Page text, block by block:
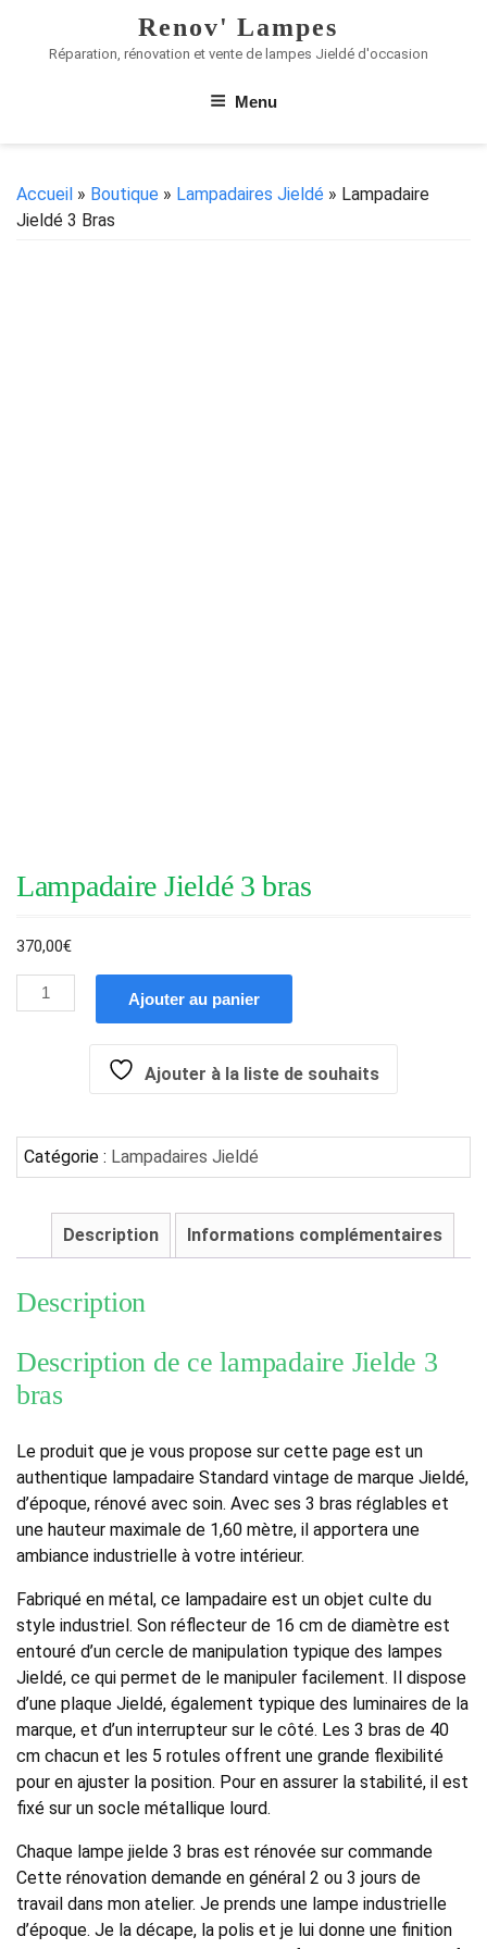
Renov' Lampes
Réparation, rénovation et vente de lampes Jieldé d'occasion
Menu
Accueil » Boutique » Lampadaires Jieldé » Lampadaire
Jieldé 3 Bras
Lampadaire Jieldé 3 bras
370,00€
Ajouter au panier
Ajouter à la liste de souhaits
Catégorie : Lampadaires Jieldé
Description Informations complémentaires
Description
Description de ce lampadaire Jielde 3
bras
Le produit que je vous propose sur cette page est un
authentique lampadaire Standard vintage de marque Jieldé,
d’époque, rénové avec soin. Avec ses 3 bras réglables et
une hauteur maximale de 1,60 mètre, il apportera une
ambiance industrielle à votre intérieur.
Fabriqué en métal, ce lampadaire est un objet culte du
style industriel. Son réflecteur de 16 cm de diamètre est
entouré d’un cercle de manipulation typique des lampes
Jieldé, ce qui permet de le manipuler facilement. Il dispose
d’une plaque Jieldé, également typique des luminaires de la
marque, et d’un interrupteur sur le côté. Les 3 bras de 40
cm chacun et les 5 rotules offrent une grande flexibilité
pour en ajuster la position. Pour en assurer la stabilité, il est
fixé sur un socle métallique lourd.
Chaque lampe jielde 3 bras est rénovée sur commande
Cette rénovation demande en général 2 ou 3 jours de
travail dans mon atelier. Je prends une lampe industrielle
d’époque. Je la décape, la polis et je lui donne une finition